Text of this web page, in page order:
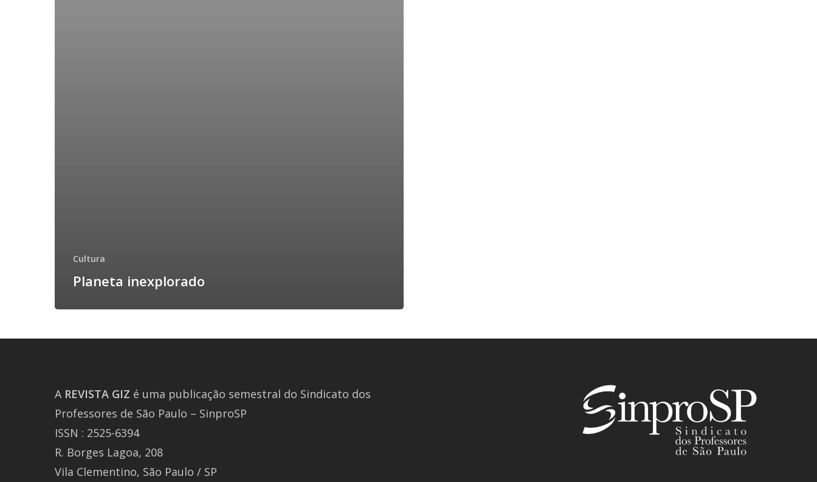
Cultura
Planeta inexplorado
A REVISTA GIZ é uma publicação semestral do Sindicato dos
Professores de São Paulo – SinproSP
ISSN : 2525-6394
R. Borges Lagoa, 208
Vila Clementino, São Paulo / SP